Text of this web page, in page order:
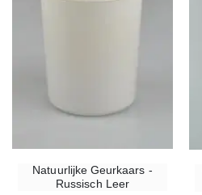
Natuurlijke Geurkaars -
Russisch Leer